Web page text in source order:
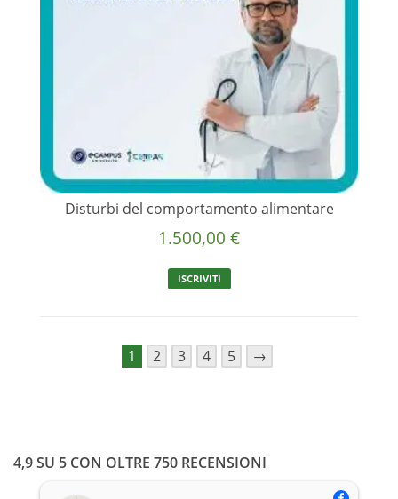
Disturbi del comportamento alimentare
1.500,00 €
ISCRIVITI
1 2 3 4 5 →
4,9 SU 5 CON OLTRE 750 RECENSIONI